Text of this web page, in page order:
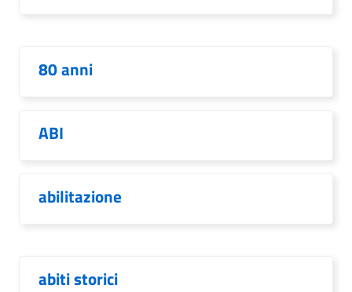
80 anni
ABI
abilitazione
abiti storici